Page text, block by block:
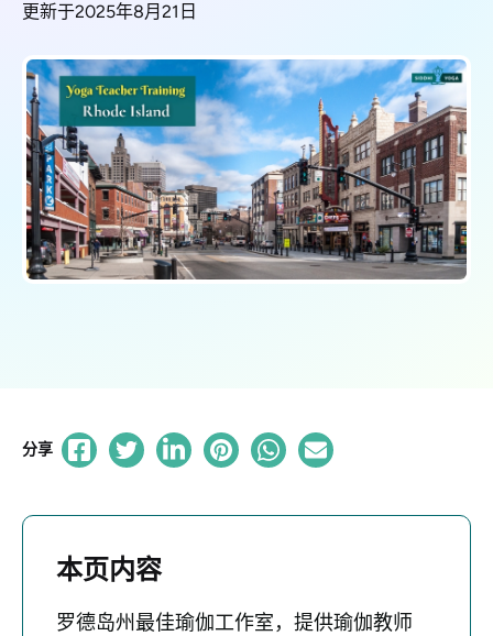
更新于2025年8月21日
分享
本页内容
罗德岛州最佳瑜伽工作室，提供瑜伽教师